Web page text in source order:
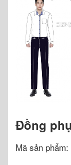
Đồng
Mã sản phẩm: